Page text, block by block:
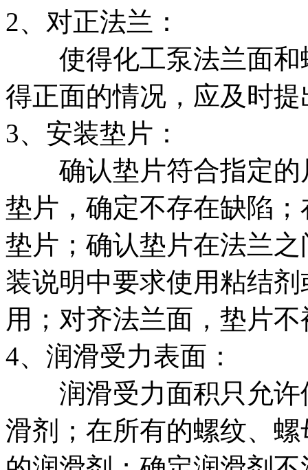
2、对正法兰：
使得化工泵法兰面和
得正面的情况，应及时
3、安装垫片：
确认垫片符合指定的
垫片，确定不存在缺陷
垫片；确认垫片在法兰
装说明中要求使用粘结
用；对齐法兰面，垫片
4、润滑受力表面：
润滑受力面积只允许
滑剂；在所有的螺纹、